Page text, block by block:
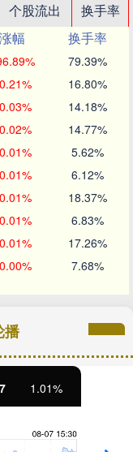
个股流出
换手率
涨幅
换手率
79.39%
16.80%
14.18%
14.77%
5.62%
6.12%
18.37%
6.83%
17.26%
7.68%
播
1.01%